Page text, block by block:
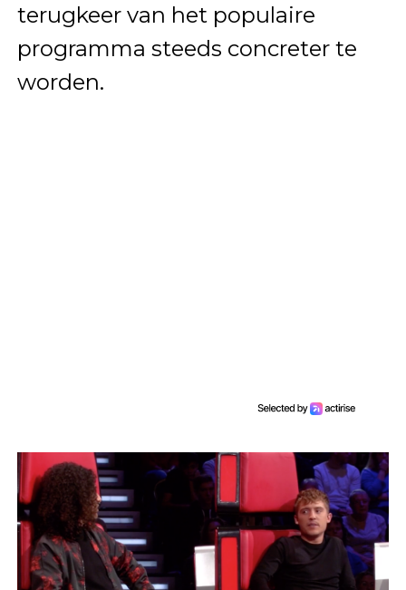
terugkeer van het populaire
programma steeds concreter te
worden.